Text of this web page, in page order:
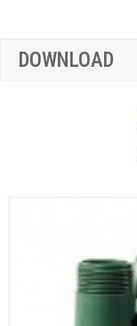
DOWNLOAD